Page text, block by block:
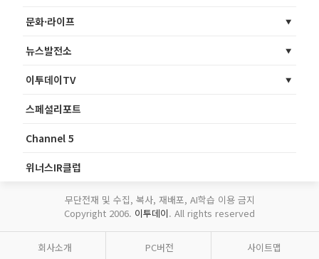
문화·라이프
뉴스발전소
이투데이TV
스페셜리포트
Channel 5
위너스IR클럽
무단전재 및 수집, 복사, 재배포, AI학습 이용 금지
Copyright 2006. 이투데이. All rights reserved
회사소개 PC버전 사이트맵